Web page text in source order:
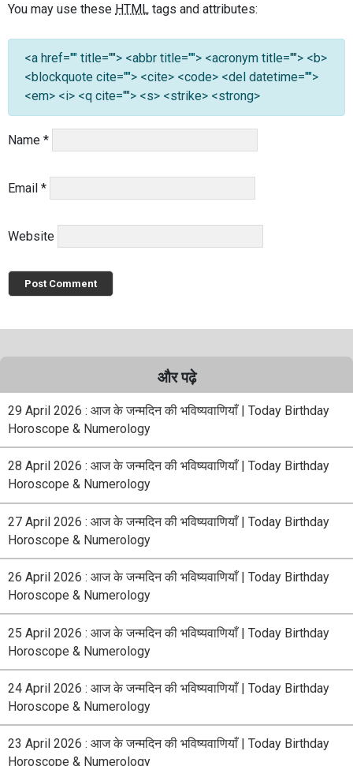
You may use these HTML tags and attributes:
<a href="" title=""> <abbr title=""> <acronym title=""> <b>
<blockquote cite=""> <cite> <code> <del datetime="">
<em> <i> <q cite=""> <s> <strike> <strong>
Name *
Email *
Website
और पढ़े
29 April 2026 : आज के जन्मदिन की भविष्यवाणियाँ | Today Birthday
Horoscope & Numerology
28 April 2026 : आज के जन्मदिन की भविष्यवाणियाँ | Today Birthday
Horoscope & Numerology
27 April 2026 : आज के जन्मदिन की भविष्यवाणियाँ | Today Birthday
Horoscope & Numerology
26 April 2026 : आज के जन्मदिन की भविष्यवाणियाँ | Today Birthday
Horoscope & Numerology
25 April 2026 : आज के जन्मदिन की भविष्यवाणियाँ | Today Birthday
Horoscope & Numerology
24 April 2026 : आज के जन्मदिन की भविष्यवाणियाँ | Today Birthday
Horoscope & Numerology
23 April 2026 : आज के जन्मदिन की भविष्यवाणियाँ | Today Birthday
Horoscope & Numerology